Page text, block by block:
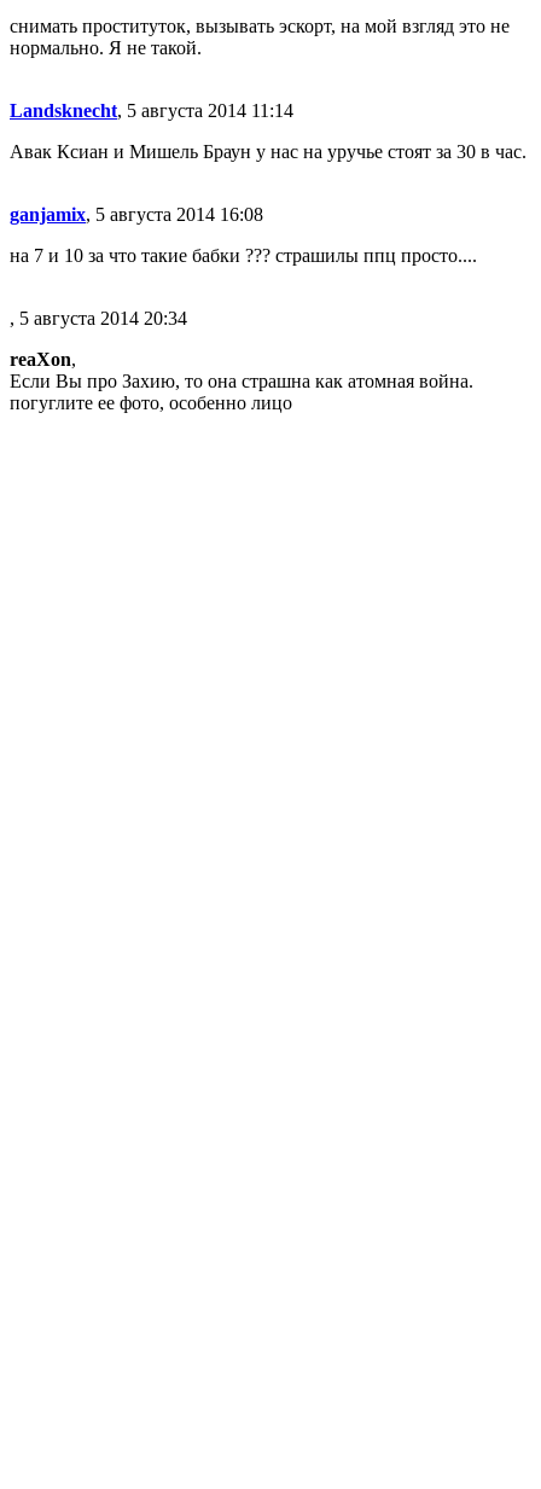
снимать проституток, вызывать эскорт, на мой взгляд это не
нормально. Я не такой.
Landsknecht, 5 августа 2014 11:14
Авак Ксиан и Мишель Браун у нас на уручье стоят за 30 в час.
ganjamix, 5 августа 2014 16:08
на 7 и 10 за что такие бабки ??? страшилы ппц просто....
, 5 августа 2014 20:34
reaXon,
Если Вы про Захию, то она страшна как атомная война.
погуглите ее фото, особенно лицо